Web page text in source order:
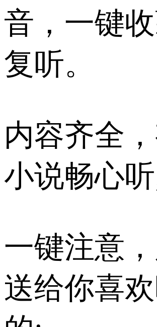
音，一键
复听。
内容齐全
小说畅心
一键注意
送给你喜